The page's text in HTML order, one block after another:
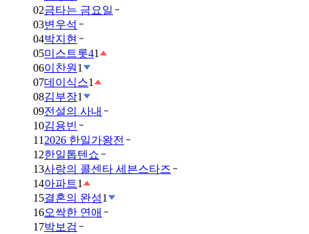
02금타는 금요일
03변우석
04박지현
05미스트롯41
06이찬원 1
07데이식스1
08김부장1
09전설의 사내
10김용빈
11 2026 한일가왕전
12한일톱텐쇼
13사랑의 콜센타 세븐스타즈
14아파트1
15결혼의 완성1
16오싹한 연애
17박보검